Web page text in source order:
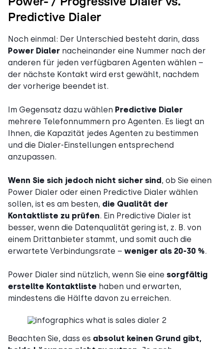
Predictive Dialer
Noch einmal: Der Unterschied besteht darin, dass
Power Dialer nacheinander eine Nummer nach der
anderen für jeden verfügbaren Agenten wählen –
der nächste Kontakt wird erst gewählt, nachdem
der vorherige beendet ist.
Im Gegensatz dazu wählen Predictive Dialer
mehrere Telefonnummern pro Agenten. Es liegt an
Ihnen, die Kapazität jedes Agenten zu bestimmen
und die Dialer-Einstellungen entsprechend
anzupassen.
Wenn Sie sich jedoch nicht sicher sind, ob Sie einen
Power Dialer oder einen Predictive Dialer wählen
sollen, ist es am besten, die Qualität der
Kontaktliste zu prüfen. Ein Predictive Dialer ist
besser, wenn die Datenqualität gering ist, z. B. von
einem Drittanbieter stammt, und somit auch die
erwartete Verbindungsrate – weniger als 20-30 %.
Power Dialer sind nützlich, wenn Sie eine sorgfältig
erstellte Kontaktliste haben und erwarten,
mindestens die Hälfte davon zu erreichen.
Beachten Sie, dass es absolut keinen Grund gibt,